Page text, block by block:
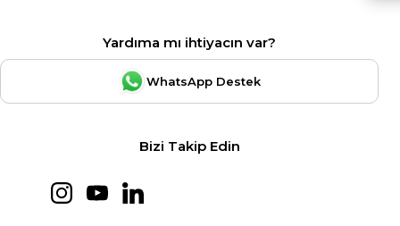
Yardıma mı ihtiyacın var?
WhatsApp Destek
Bizi Takip Edin